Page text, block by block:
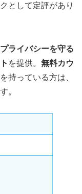
として定評があり
プライバシーを守る
を提供。 無料カウ
持っている方は、
。